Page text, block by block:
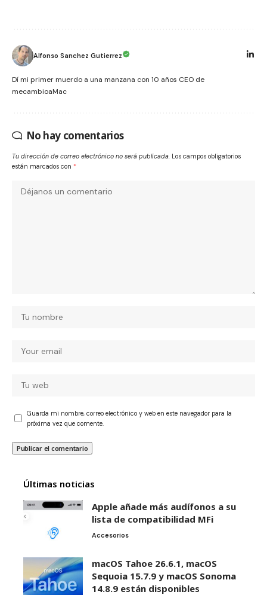
Alfonso Sanchez Gutierrez
Dí mi primer muerdo a una manzana con 10 años CEO de
mecambioaMac
No hay comentarios
Tu dirección de correo electrónico no será publicada. Los campos obligatorios
están marcados con *
Guarda mi nombre, correo electrónico y web en este navegador para la
próxima vez que comente.
Últimas noticias
Apple añade más audífonos a su
lista de compatibilidad MFi
Accesorios
macOS Tahoe 26.6.1, macOS
Sequoia 15.7.9 y macOS Sonoma
14.8.9 están disponibles